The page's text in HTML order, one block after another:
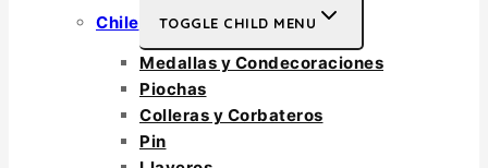
Chile TOGGLE CHILD MENU
Medallas y Condecoraciones
Piochas
Colleras y Corbateros
Pin